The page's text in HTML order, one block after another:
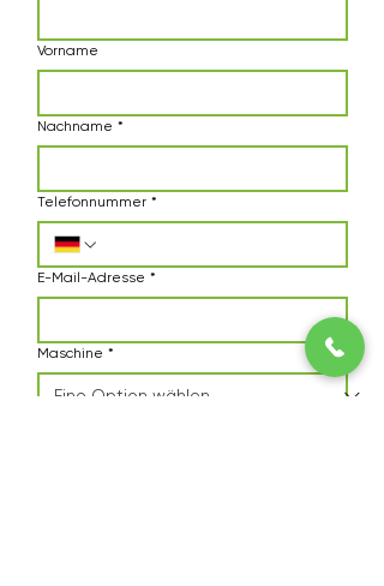
Vorname
Nachname *
Telefonnummer *
E-Mail-Adresse *
Maschine *